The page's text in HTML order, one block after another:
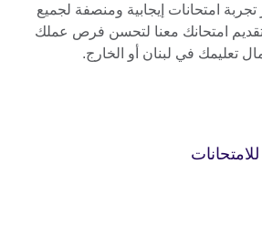
امتحانات إيجابية ومنصفة لجميع
تقديم امتحانك معنا لتحسن فرص عملك
تعليمك في لبنان أو الخارج.